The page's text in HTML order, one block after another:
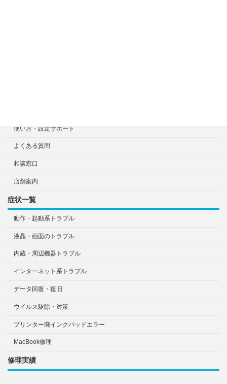
使い方・設定サポート
よくある質問
相談窓口
店舗案内
症状一覧
動作・起動系トラブル
液晶・画面のトラブル
内蔵・周辺機器トラブル
インターネット系トラブル
データ回復・復旧
ウイルス駆除・対策
プリンター廃インクパッドエラー
MacBook修理
修理実績